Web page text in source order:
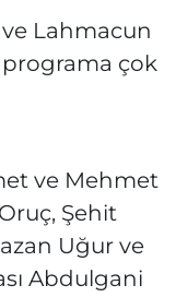
Lahmacun
programa çok
ve Mehmet
Şehit
Uğur ve
Abdulgani